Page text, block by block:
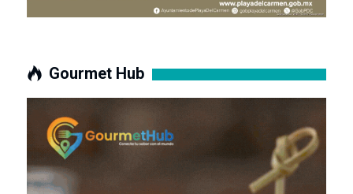
Gourmet Hub